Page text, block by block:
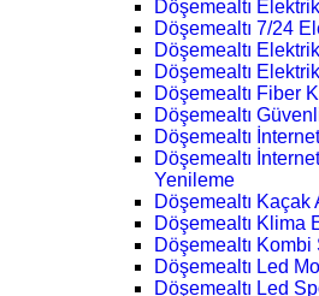
Döşemealtı
Döşemealtı 7/24
Döşemealtı
Döşemealtı
Döşemealtı Fiber
Döşemealtı
Döşemealtı
Döşemealtı
Yenileme
Döşemealtı Kaçak
Döşemealtı Klima
Döşemealtı Kombi
Döşemealtı Led
Döşemealtı Led